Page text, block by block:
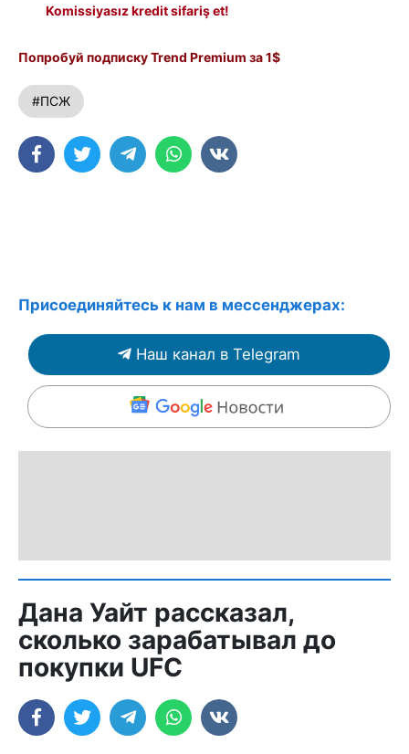
Komissiyasız kredit sifariş et!
Попробуй подписку Trend Premium за 1$
#ПСЖ
Присоединяйтесь к нам в мессенджерах:
Наш канал в Telegram
Дана Уайт рассказал,
сколько зарабатывал до
покупки UFC